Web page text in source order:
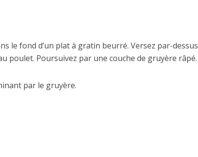
le fond d’un plat à gratin beurré. Versez par-dessus
poulet. Poursuivez par une couche de gruyère râpé.
par le gruyère.